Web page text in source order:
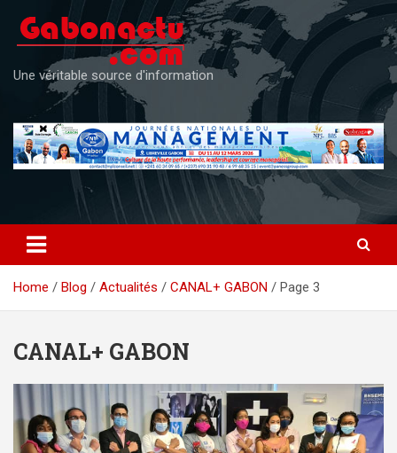
content
Une véritable source d'information
Home Blog Actualités CANAL+ GABON Page 3
CANAL+ GABON